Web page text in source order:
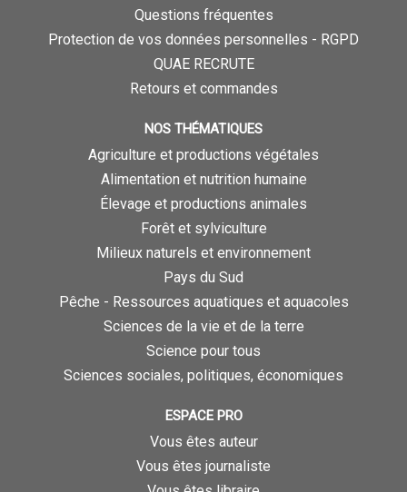
Questions fréquentes
Protection de vos données personnelles - RGPD
QUAE RECRUTE
Retours et commandes
NOS THÉMATIQUES
Agriculture et productions végétales
Alimentation et nutrition humaine
Élevage et productions animales
Forêt et sylviculture
Milieux naturels et environnement
Pays du Sud
Pêche - Ressources aquatiques et aquacoles
Sciences de la vie et de la terre
Science pour tous
Sciences sociales, politiques, économiques
ESPACE PRO
Vous êtes auteur
Vous êtes journaliste